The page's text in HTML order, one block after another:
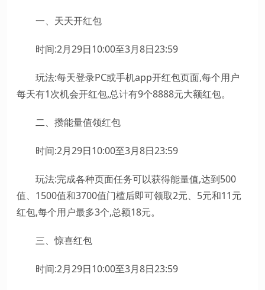
一、天天开红包
时间:2月29日10:00至3月8日23:59
玩法:每天登录PC或手机app开红包页面,每个用户
每天有1次机会开红包,总计有9个8888元大额红包。
二、攒能量值领红包
时间:2月29日10:00至3月8日23:59
玩法:完成各种页面任务可以获得能量值,达到500
值、1500值和3700值门槛后即可领取2元、5元和11元
红包,每个用户最多3个,总额18元。
三、惊喜红包
时间:2月29日10:00至3月8日23:59